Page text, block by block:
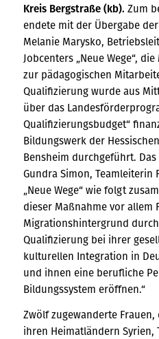
Kreis Bergstraße (kb). Zum
endete mit der Übergabe
Melanie Marysko,
Jobcenters „Neue Wege“,
zur pädagogischen
Qualifizierung wurde aus
über das
Qualifizierungsbudget“
Bildungswerk der
Bensheim durchgeführt.
Gundra Simon,
„Neue Wege“ wie folgt
dieser Maßnahme vor allem
Migrationshintergrund
Qualifizierung bei ihrer
kulturellen Integration in
und ihnen eine berufliche
Bildungssystem eröffnen.“
Zwölf zugewanderte
ihren Heimatländern Syrien,